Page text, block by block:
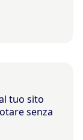
tuo sito
senza